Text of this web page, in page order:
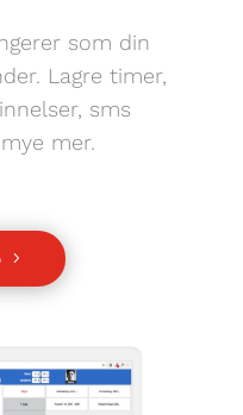
som din
Lagre timer,
sms
mer.